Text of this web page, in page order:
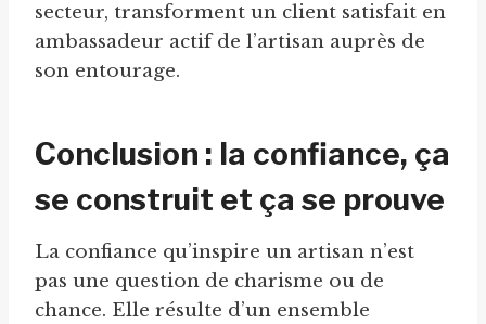
secteur, transforment un client satisfait en
ambassadeur actif de l’artisan auprès de
son entourage.
Conclusion : la confiance, ça
se construit et ça se prouve
La confiance qu’inspire un artisan n’est
pas une question de charisme ou de
chance. Elle résulte d’un ensemble